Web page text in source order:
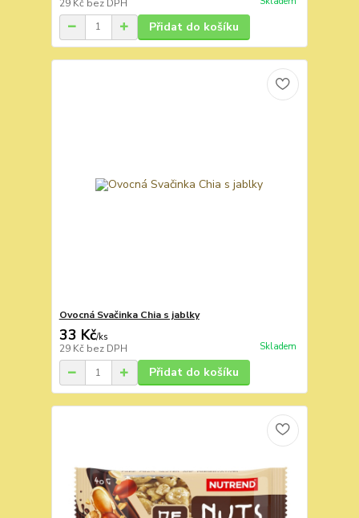
29 Kč bez DPH
Přidat do košíku
Ovocná Svačinka Chia s jablky
33 Kč/ks
29 Kč bez DPH Skladem
Přidat do košíku